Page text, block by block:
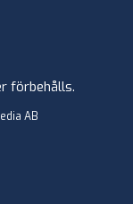
förbehålls.
AB